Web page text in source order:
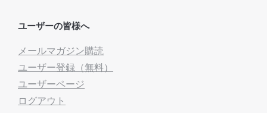
ユーザーの皆様へ
メールマガジン購読
ユーザー登録（無料）
ユーザーページ
ログアウト